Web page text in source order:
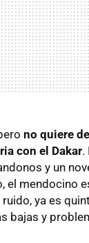
no quiere
con el Dakar.
y un
el mendocino
ya es
bajas y